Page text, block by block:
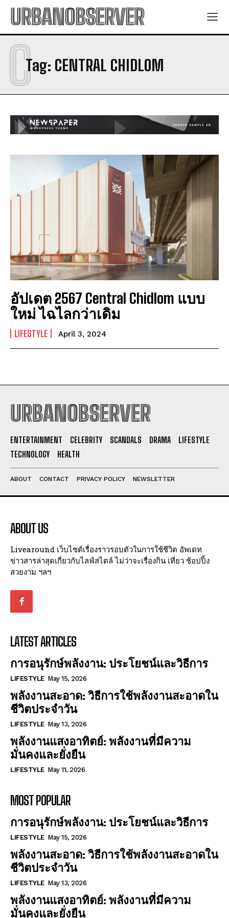
I've read and accept the
URBANOBSERVER
Tag: CENTRAL CHIDLOM
C
อัปเดต 2567 Central Chidlom แบบ
ใหม่ ไฉไลกว่าเดิม
LIFESTYLE April 3, 2024
URBANOBSERVER
ENTERTAINMENT CELEBRITY SCANDALS DRAMA
LIFESTYLE
TECHNOLOGY
HEALTH
ABOUT CONTACT PRIVACY POLICY NEWSLETTER
ABOUT US
Livearound เว็บไซต์เรื่องราวรอบตัวในการใช้ชีวิต อัพเดท
ข่าวสารล่าสุดเกี่ยวกับไลฟ์สไตล์ ไม่ว่าจะเรื่องกิน เที่ยว ช้อปปิ้ง
สวยงาม ฯลฯ
LATEST ARTICLES
การอนุรักษ์พลังงาน: ประโยชน์และวิธีการ
LIFESTYLE May 15, 2026
พลังงานสะอาด: วิธีการใช้พลังงานสะอาดใน
ชีวิตประจำวัน
LIFESTYLE May 13, 2026
พลังงานแสงอาทิตย์: พลังงานที่มีความ
มั่นคงและยั่งยืน
LIFESTYLE May 11, 2026
MOST POPULAR
การอนุรักษ์พลังงาน: ประโยชน์และวิธีการ
LIFESTYLE May 15, 2026
พลังงานสะอาด: วิธีการใช้พลังงานสะอาดใน
ชีวิตประจำวัน
LIFESTYLE May 13, 2026
พลังงานแสงอาทิตย์: พลังงานที่มีความ
มั่นคงและยั่งยืน